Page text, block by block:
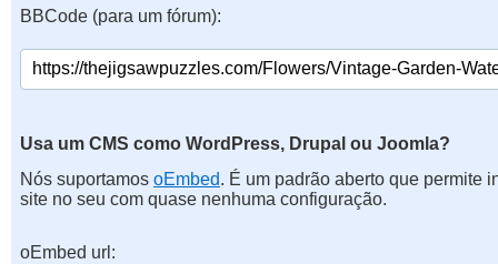
BBCode (para um fórum):
Usa um CMS como WordPress, Drupal ou Joomla?
Nós suportamos oEmbed. É um padrão aberto que permite
site no seu com quase nenhuma configuração.
oEmbed url: